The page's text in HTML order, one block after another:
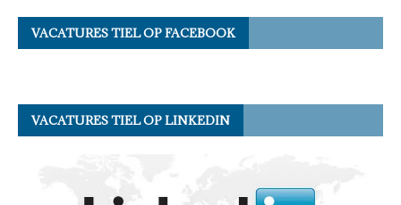
VACATURES TIEL OP FACEBOOK
VACATURES TIEL OP LINKEDIN